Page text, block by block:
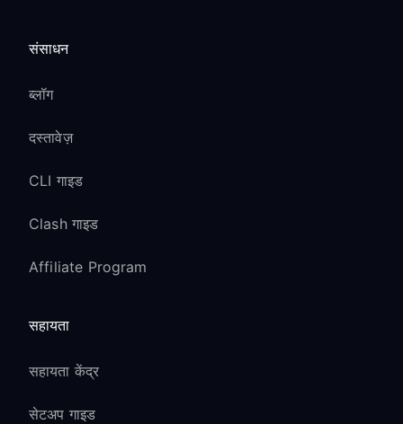
करें
Xbox Live Gold & Game
रूप से काम करती हैं
संसाधन
ब्लॉग
दस्तावेज़
CLI गाइड
Clash गाइड
Affiliate Program
सहायता
सहायता केंद्र
सेटअप गाइड